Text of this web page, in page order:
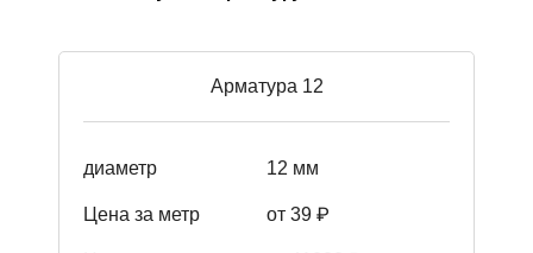
Арматура 12
диаметр 12 мм
Цена за метр от 39 ₽